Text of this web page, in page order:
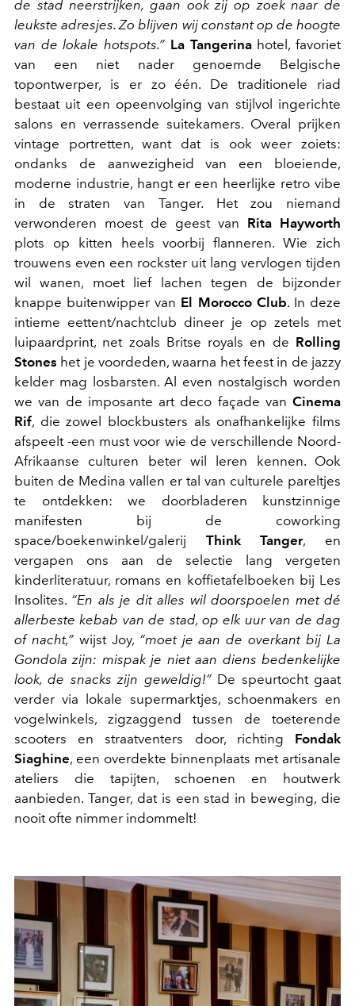
de stad neerstrijken, gaan ook zij op zoek naar de
leukste adresjes. Zo blijven wij constant op de hoogte
van de lokale hotspots.” La Tangerina hotel, favoriet
van een niet nader genoemde Belgische
topontwerper, is er zo één. De traditionele riad
bestaat uit een opeenvolging van stijlvol ingerichte
salons en verrassende suitekamers. Overal prijken
vintage portretten, want dat is ook weer zoiets:
ondanks de aanwezigheid van een bloeiende,
moderne industrie, hangt er een heerlijke retro vibe
in de straten van Tanger. Het zou niemand
verwonderen moest de geest van Rita Hayworth
plots op kitten heels voorbij flanneren. Wie zich
trouwens even een rockster uit lang vervlogen tijden
wil wanen, moet lief lachen tegen de bijzonder
knappe buitenwipper van El Morocco Club. In deze
intieme eettent/nachtclub dineer je op zetels met
luipaardprint, net zoals Britse royals en de Rolling
Stones het je voordeden, waarna het feest in de jazzy
kelder mag losbarsten. Al even nostalgisch worden
we van de imposante art deco façade van Cinema
Rif, die zowel blockbusters als onafhankelijke films
afspeelt -een must voor wie de verschillende Noord-
Afrikaanse culturen beter wil leren kennen. Ook
buiten de Medina vallen er tal van culturele pareltjes
te ontdekken: we doorbladeren kunstzinnige
manifesten bij de coworking
space/boekenwinkel/galerij Think Tanger, en
vergapen ons aan de selectie lang vergeten
kinderliteratuur, romans en koffietafelboeken bij Les
Insolites. “En als je dit alles wil doorspoelen met dé
allerbeste kebab van de stad, op elk uur van de dag
of nacht,”wijst Joy, “moet je aan de overkant bij La
Gondola zijn: mispak je niet aan diens bedenkelijke
look, de snacks zijn geweldig!”De speurtocht gaat
verder via lokale supermarktjes, schoenmakers en
vogelwinkels, zigzaggend tussen de toeterende
scooters en straatventers door, richting Fondak
Siaghine, een overdekte binnenplaats met artisanale
ateliers die tapijten, schoenen en houtwerk
aanbieden. Tanger, dat is een stad in beweging, die
nooit ofte nimmer indommelt!